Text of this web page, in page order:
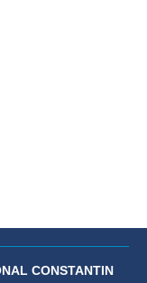
CONSTANTIN